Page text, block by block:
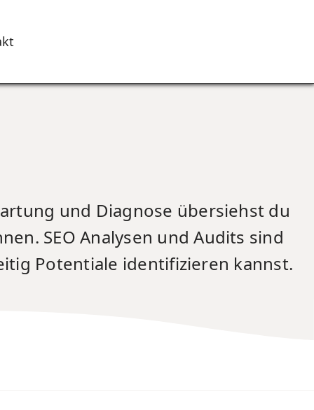
und Diagnose übersiehst du
SEO Analysen und Audits sind
Potentiale identifizieren kannst.